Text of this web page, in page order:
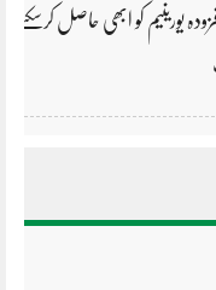
یورینیم کو ابھی حاصل کرسکتے